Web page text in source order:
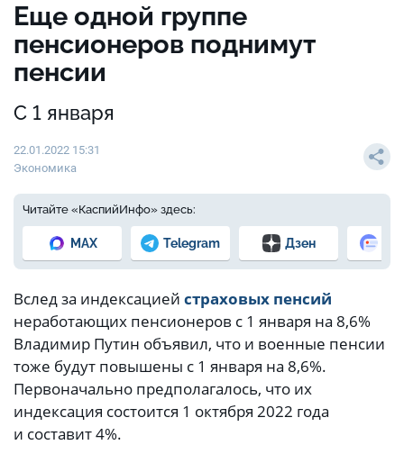
Еще одной группе
пенсионеров поднимут
пенсии
С 1 января
22.01.2022 15:31
Экономика
Читайте «КаспийИнфо» здесь:
MAX Telegram Дзен
Вслед за индексацией страховых пенсий
неработающих пенсионеров с 1 января на 8,6%
Владимир Путин объявил, что и военные пенсии
тоже будут повышены с 1 января на 8,6%.
Первоначально предполагалось, что их
индексация состоится 1 октября 2022 года
и составит 4%.